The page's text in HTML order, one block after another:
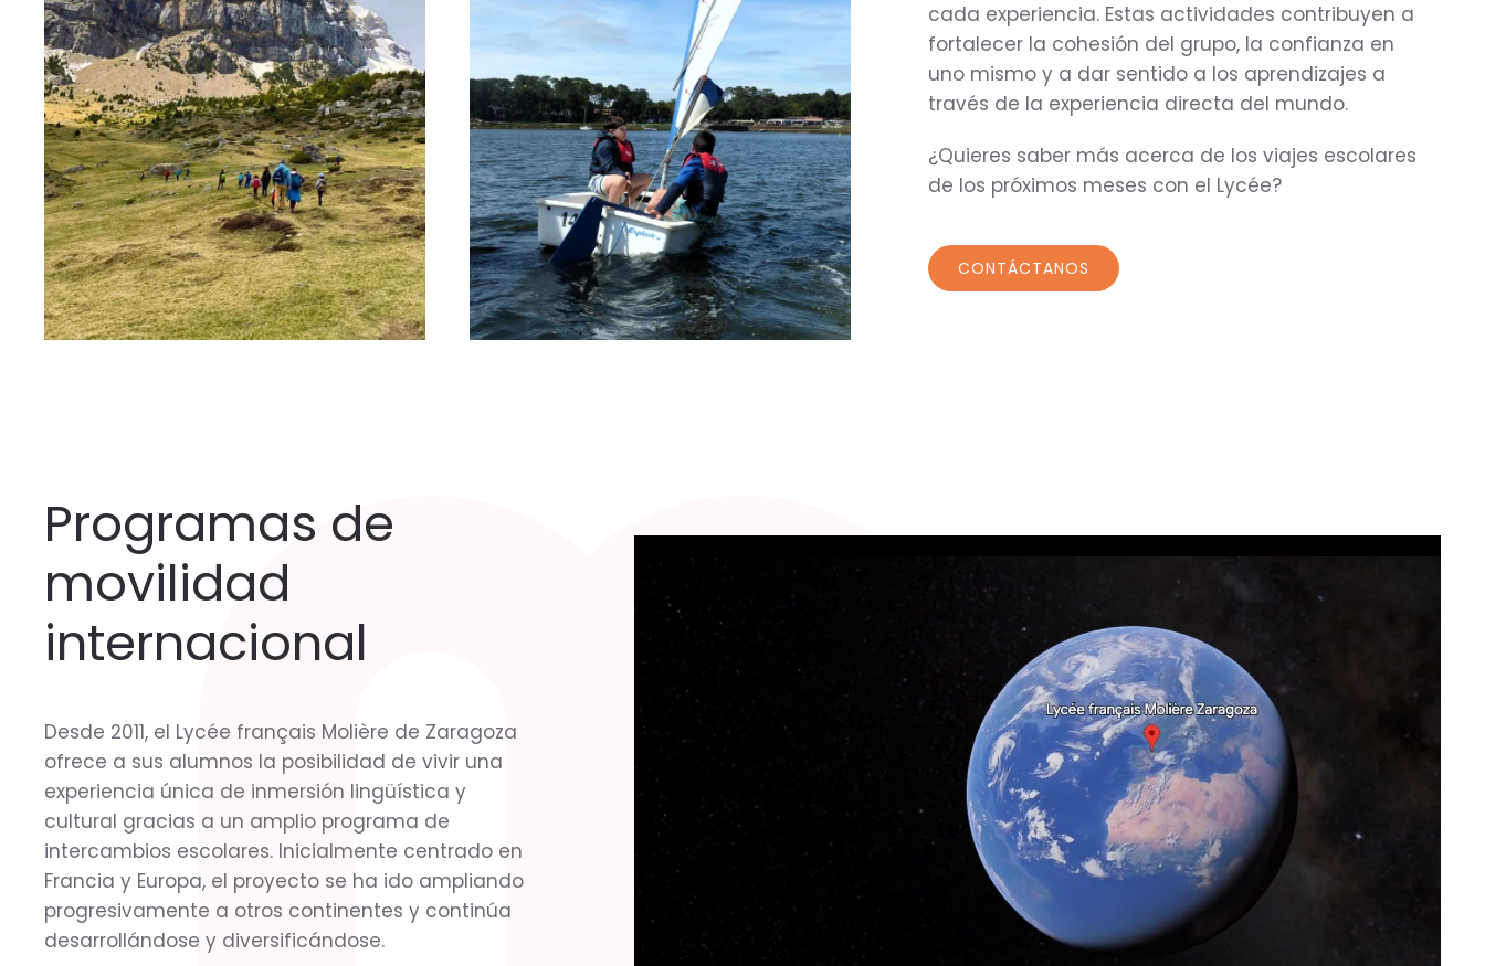
cada experiencia. Estas actividades contribuyen a
fortalecer la cohesión del grupo, la confianza en
uno mismo y a dar sentido a los aprendizajes a
través de la experiencia directa del mundo.
¿Quieres saber más acerca de los viajes escolares
de los próximos meses con el Lycée?
CONTÁCTANOS
Programas de
movilidad
internacional
Desde 2011, el Lycée français Molière de Zaragoza
ofrece a sus alumnos la posibilidad de vivir una
experiencia única de inmersión lingüística y
cultural gracias a un amplio programa de
intercambios escolares. Inicialmente centrado en
Francia y Europa, el proyecto se ha ido ampliando
progresivamente a otros continentes y continúa
desarrollándose y diversificándose.